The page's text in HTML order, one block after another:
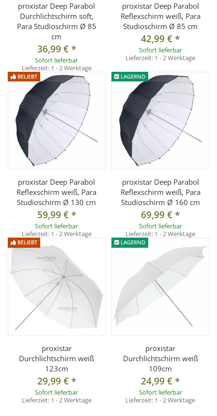
proxistar Deep Parabol
Durchlichtschirm soft,
Para Studioschirm Ø 85
cm
36,99 €*
Sofort lieferbar
Lieferzeit: 1 - 2 Werktage
proxistar Deep Parabol
Reflexschirm weiß, Para
Studioschirm Ø 85 cm
42,99 €*
Sofort lieferbar
Lieferzeit: 1 - 2 Werktage
BELIEBT
proxistar Deep Parabol
Reflexschirm weiß, Para
Studioschirm Ø 130 cm
59,99 €*
Sofort lieferbar
Lieferzeit: 1 - 2 Werktage
LAGERND
proxistar Deep Parabol
Reflexschirm weiß, Para
Studioschirm Ø 160 cm
69,99 €*
Sofort lieferbar
Lieferzeit: 1 - 2 Werktage
BELIEBT
proxistar
Durchlichtschirm weiß
123cm
29,99 €*
Sofort lieferbar
Lieferzeit: 1 - 2 Werktage
LAGERND
proxistar
Durchlichtschirm weiß
109cm
24,99 €*
Sofort lieferbar
Lieferzeit: 1 - 2 Werktage